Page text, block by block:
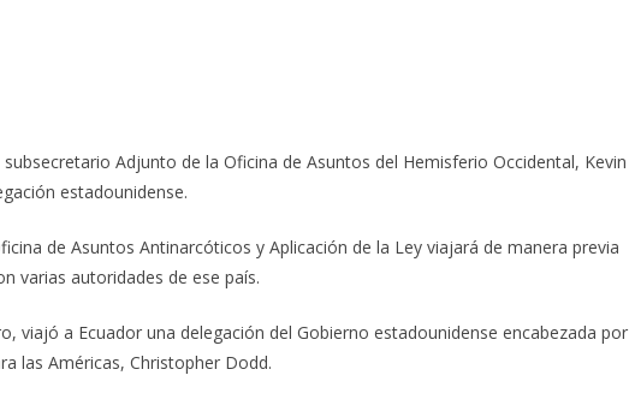
Adjunto de la Oficina de Asuntos del Hemisferio Occidental, Kevin
estadounidense.
de Asuntos Antinarcóticos y Aplicación de la Ley viajará de manera previa
varias autoridades de ese país.
viajó a Ecuador una delegación del Gobierno estadounidense encabezada por
las Américas, Christopher Dodd.